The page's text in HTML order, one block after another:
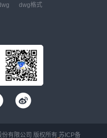
dwg格式
份有限公司 版权所有 苏ICP备